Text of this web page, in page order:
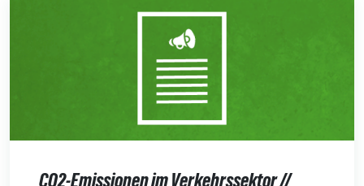
CO2-Emissionen im Verkehrssektor //